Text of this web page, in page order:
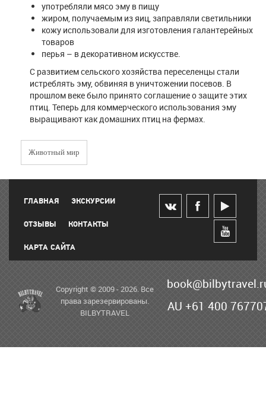
употребляли мясо эму в пищу
жиром, получаемым из яиц, заправляли светильники
кожу использовали для изготовления галантерейных
товаров
перья – в декоративном искусстве.
С развитием сельского хозяйства переселенцы стали
истреблять эму, обвиняя в уничтожении посевов. В
прошлом веке было принято соглашение о защите этих
птиц. Теперь для коммерческого использования эму
выращивают как домашних птиц на фермах.
Животный мир
ГЛАВНАЯ ЭКСКУРСИИ
ОТЗЫВЫ КОНТАКТЫ
КАРТА САЙТА
Copyright © 2009 - 2026. Все
права зарезервированы.
BILBYTRAVEL
AU +61 400